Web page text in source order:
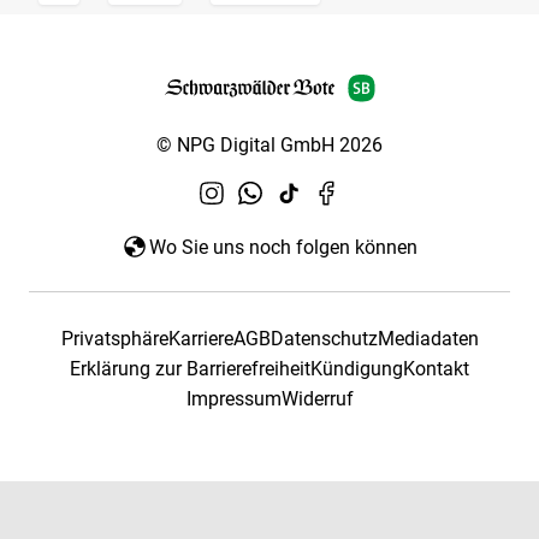
© NPG Digital GmbH 2026
Wo Sie uns noch folgen können
PrivatsphäreKarriereAGBDatenschutzMediadaten
Erklärung zur BarrierefreiheitKündigungKontakt
ImpressumWiderruf